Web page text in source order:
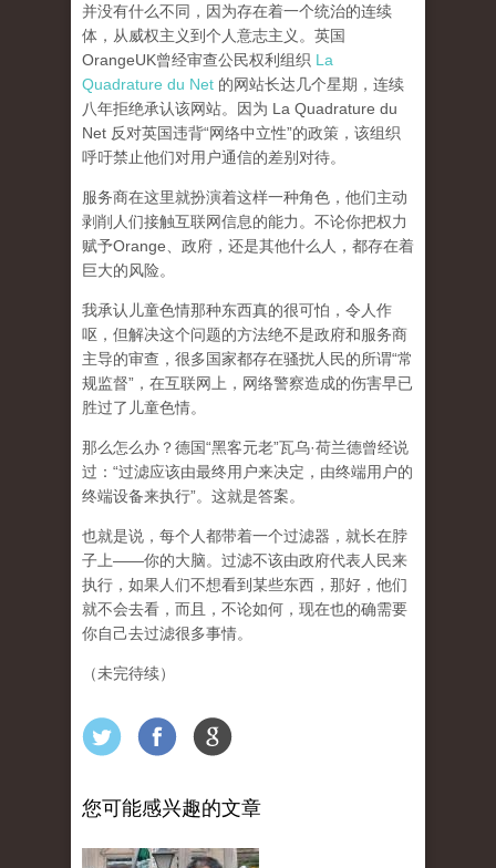
并没有什么不同，因为存在着一个统治的连续
体，从威权主义到个人意志主义。英国
OrangeUK曾经审查公民权利组织 La
Quadrature du Net 的网站长达几个星期，连续
八年拒绝承认该网站。因为 La Quadrature du
Net 反对英国违背“网络中立性”的政策，该组织
呼吁禁止他们对用户通信的差别对待。
服务商在这里就扮演着这样一种角色，他们主动
剥削人们接触互联网信息的能力。不论你把权力
赋予Orange、政府，还是其他什么人，都存在着
巨大的风险。
我承认儿童色情那种东西真的很可怕，令人作
呕，但解决这个问题的方法绝不是政府和服务商
主导的审查，很多国家都存在骚扰人民的所谓“常
规监督”，在互联网上，网络警察造成的伤害早已
胜过了儿童色情。
那么怎么办？德国“黑客元老”瓦乌·荷兰德曾经说
过：“过滤应该由最终用户来决定，由终端用户的
终端设备来执行”。这就是答案。
也就是说，每个人都带着一个过滤器，就长在脖
子上——你的大脑。过滤不该由政府代表人民来
执行，如果人们不想看到某些东西，那好，他们
就不会去看，而且，不论如何，现在也的确需要
你自己去过滤很多事情。
（未完待续）
您可能感兴趣的文章